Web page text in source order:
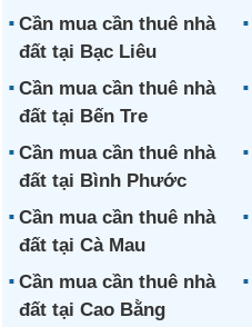
Cần mua cần thuê nhà
đất tại Bạc Liêu
Cần mua cần thuê nhà
đất tại Bến Tre
Cần mua cần thuê nhà
đất tại Bình Phước
Cần mua cần thuê nhà
đất tại Cà Mau
Cần mua cần thuê nhà
đất tại Cao Bằng